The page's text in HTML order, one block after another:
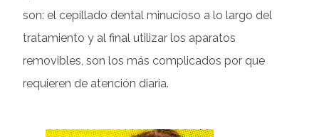
son: el cepillado dental minucioso a lo largo del
tratamiento y al final utilizar los aparatos
removibles, son los más complicados por que
requieren de atención diaria.